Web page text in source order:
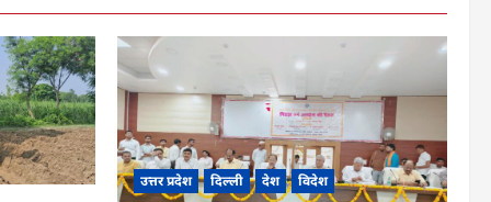
उत्तर प्रदेश दिल्ली देश विदेश